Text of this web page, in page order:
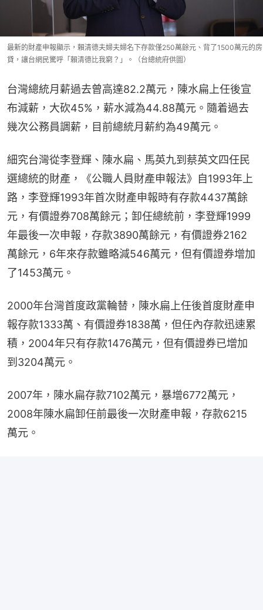
最新的財產申報顯示，賴清德夫婦夫婦名下存款僅250萬餘元、背了1500萬元的房
貸，讓台網民驚呼「賴清德比我窮？」。（台總統府供圖）
台灣總統月薪過去曾高達82.2萬元，陳水扁上任後宣
布減薪，大砍45%，薪水減為44.88萬元。隨着過去
幾次公務員調薪，目前總統月薪約為49萬元。
細究台灣從李登輝、陳水扁、馬英九到蔡英文四任民
選總統的財產，《公職人員財產申報法》自1993年上
路，李登輝1993年首次財產申報時有存款4437萬餘
元，有價證券708萬餘元；卸任總統前，李登輝1999
年最後一次申報，存款3890萬餘元，有價證券2162
萬餘元，6年來存款雖略減546萬元，但有價證券增加
了1453萬元。
2000年台灣首度政黨輪替，陳水扁上任後首度財產申
報存款1333萬、有價證券1838萬，但任內存款迅速累
積，2004年只有存款1476萬元，但有價證券已增加
到3204萬元。
2007年，陳水扁存款7102萬元，暴增6772萬元，
2008年陳水扁卸任前最後一次財產申報，存款6215
萬元。